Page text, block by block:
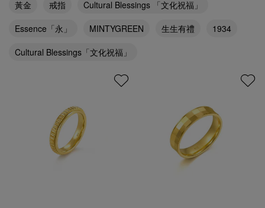
黃金 戒指
Cultural Blessings 「文化祝福」
Essence「永」
MINTYGREEN 生生有禮
1934
Cultural Blessings「文化祝福」